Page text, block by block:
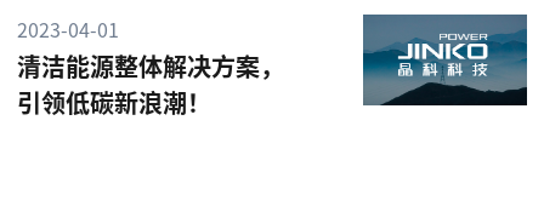
2023-04-01
清洁能源整体解决方案，
引领低碳新浪潮！